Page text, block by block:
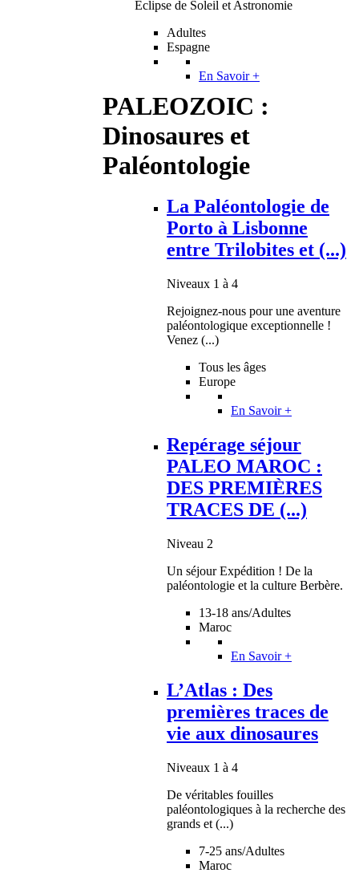
Eclipse de Soleil et Astronomie
Adultes
Espagne
En Savoir +
PALEOZOIC :
Dinosaures et
Paléontologie
La Paléontologie de
Porto à Lisbonne
entre Trilobites et (...)
Niveaux 1 à 4
Rejoignez-nous pour une aventure
paléontologique exceptionnelle !
Venez (...)
Tous les âges
Europe
En Savoir +
Repérage séjour
PALEO MAROC :
DES PREMIÈRES
TRACES DE (...)
Niveau 2
Un séjour Expédition ! De la
paléontologie et la culture Berbère.
13-18 ans/Adultes
Maroc
En Savoir +
L’Atlas : Des
premières traces de
vie aux dinosaures
Niveaux 1 à 4
De véritables fouilles
paléontologiques à la recherche des
grands et (...)
7-25 ans/Adultes
Maroc